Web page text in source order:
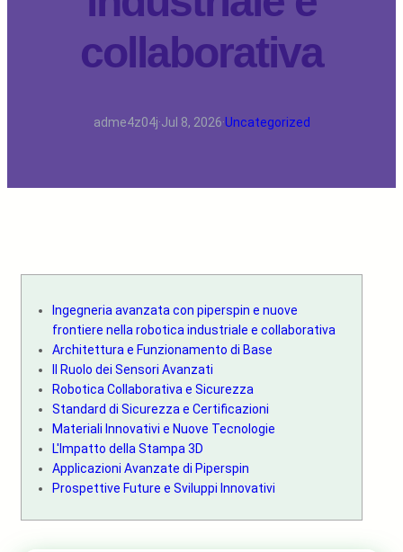
collaborativa
adme4z04j·Jul 8, 2026·Uncategorized
Ingegneria avanzata con piperspin e nuove
frontiere nella robotica industriale e collaborativa
Architettura e Funzionamento di Base
Il Ruolo dei Sensori Avanzati
Robotica Collaborativa e Sicurezza
Standard di Sicurezza e Certificazioni
Materiali Innovativi e Nuove Tecnologie
L'Impatto della Stampa 3D
Applicazioni Avanzate di Piperspin
Prospettive Future e Sviluppi Innovativi